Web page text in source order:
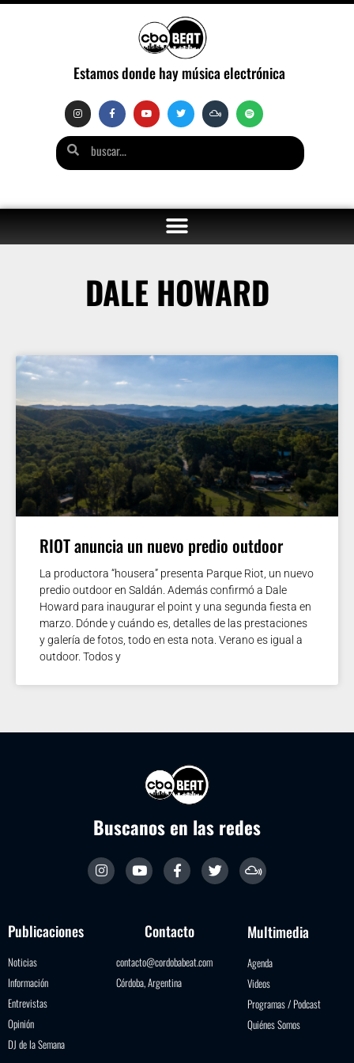
Estamos donde hay música electrónica
DALE HOWARD
RIOT anuncia un nuevo predio outdoor
La productora “housera” presenta Parque Riot, un nuevo
predio outdoor en Saldán. Además confirmó a Dale
Howard para inaugurar el point y una segunda fiesta en
marzo. Dónde y cuándo es, detalles de las prestaciones
y galería de fotos, todo en esta nota. Verano es igual a
outdoor. Todos y
Buscanos en las redes
Publicaciones
Noticias
Información
Entrevistas
Opinión
DJ de la Semana
Contacto
contacto@cordobabeat.com
Córdoba, Argentina
Multimedia
Agenda
Videos
Programas / Podcast
Quiénes Somos